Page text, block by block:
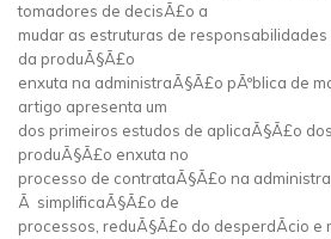
tomadores de decisÃ£o a
mudar as estruturas de
da produÃ§Ã£o
enxuta na administraÃ§Ã£o pÃºblica de
artigo apresenta um
dos primeiros estudos de aplicaÃ§Ã£o
produÃ§Ã£o enxuta no
processo de contrataÃ§Ã£o na
Ã simplificaÃ§Ã£o de
processos, reduÃ§Ã£o do desperdÃ­cio e